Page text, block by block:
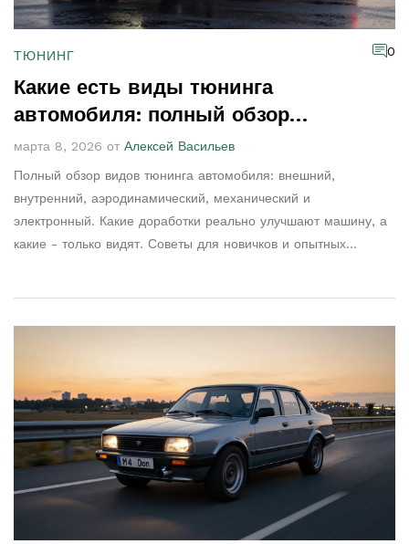
ТЮНИНГ 0
Какие есть виды тюнинга
автомобиля: полный обзор
популярных направлений
марта 8, 2026 от Алексей Васильев
Полный обзор видов тюнинга автомобиля: внешний,
внутренний, аэродинамический, механический и
электронный. Какие доработки реально улучшают машину, а
какие - только видят. Советы для новичков и опытных